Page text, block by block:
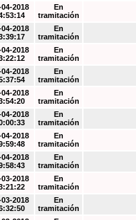
2018
En
tramitación
2018
En
tramitación
2018
En
tramitación
2018
En
tramitación
2018
En
tramitación
2018
En
tramitación
2018
En
tramitación
2018
En
tramitación
2018
En
tramitación
2018
En
tramitación